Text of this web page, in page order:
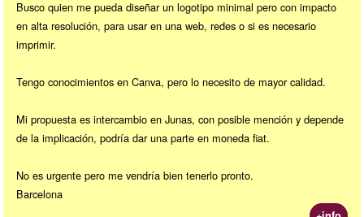
Busco quien me pueda diseñar un logotipo minimal pero con impacto
en alta resolución, para usar en una web, redes o si es necesario
imprimir.
Tengo conocimientos en Canva, pero lo necesito de mayor calidad.
Mi propuesta es intercambio en Junas, con posible mención y depende
de la implicación, podría dar una parte en moneda fiat.
No es urgente pero me vendría bien tenerlo pronto.
Barcelona